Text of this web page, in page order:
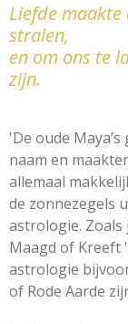
Liefde maakte
stralen,
en om ons te
zijn.
'De oude
naam en
allemaal
de zonnezegels
astrologie. Zoals
Maagd of Kreeft
astrologie
of Rode Aarde